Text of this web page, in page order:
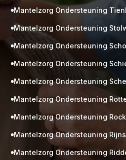
 Mantelzorg Ondersteuning
 Mantelzorg Ondersteuning
 Mantelzorg Ondersteuning
 Mantelzorg Ondersteuning
 Mantelzorg Ondersteuning
 Mantelzorg Ondersteuning
 Mantelzorg Ondersteuning
 Mantelzorg Ondersteuning
 Mantelzorg Ondersteuning